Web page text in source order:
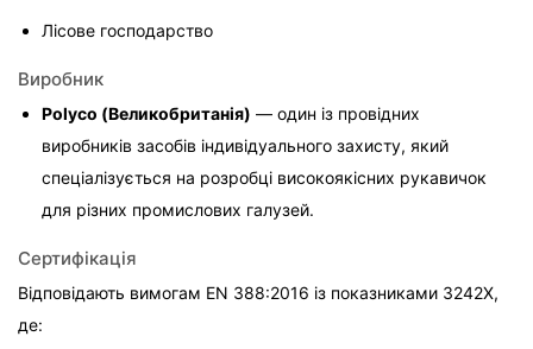
Лісове господарство
Виробник
Polyco (Великобританія) — один із провідних
виробників засобів індивідуального захисту, який
спеціалізується на розробці високоякісних рукавичок
для різних промислових галузей.
Сертифікація
Відповідають вимогам EN 388:2016 із показниками 3242X,
де: